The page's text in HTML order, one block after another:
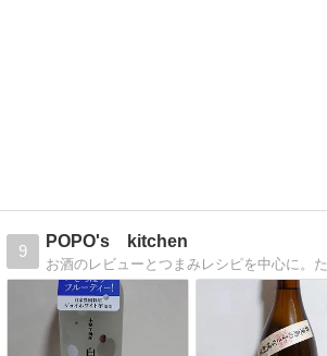
9
POPO's kitchen
お酒のレビューとつまみレシピを中心に。た